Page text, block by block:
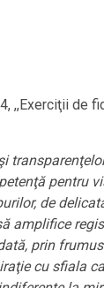
de
pentru
de
amplifice
prin
cu sfiala